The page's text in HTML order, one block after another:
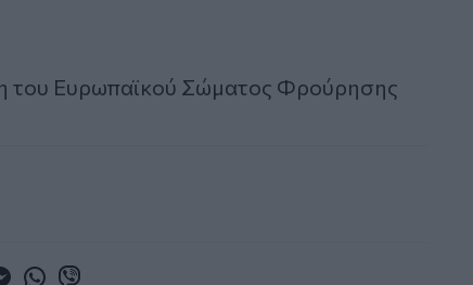
του Ευρωπαϊκού Σώματος Φρούρησης